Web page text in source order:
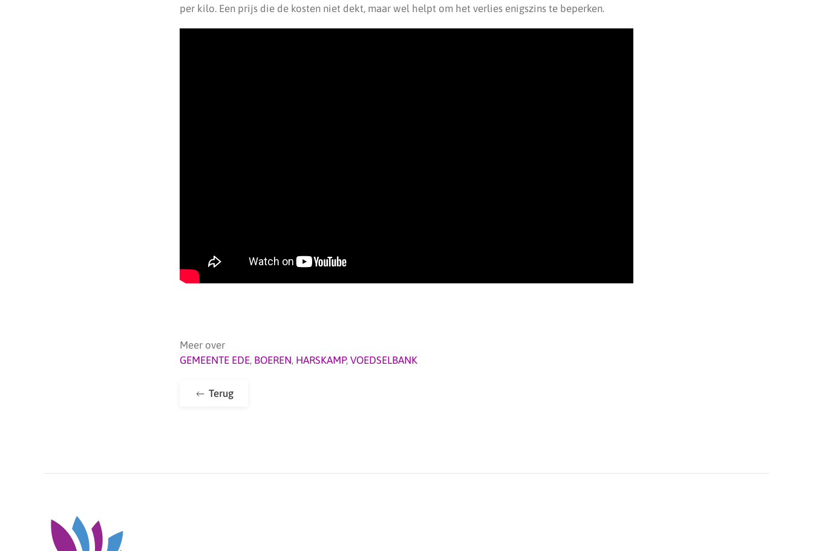
per kilo. Een prijs die de kosten niet dekt, maar wel helpt om het verlies enigszins te beperken.
Meer over
GEMEENTE EDE, BOEREN, HARSKAMP, VOEDSELBANK
Terug